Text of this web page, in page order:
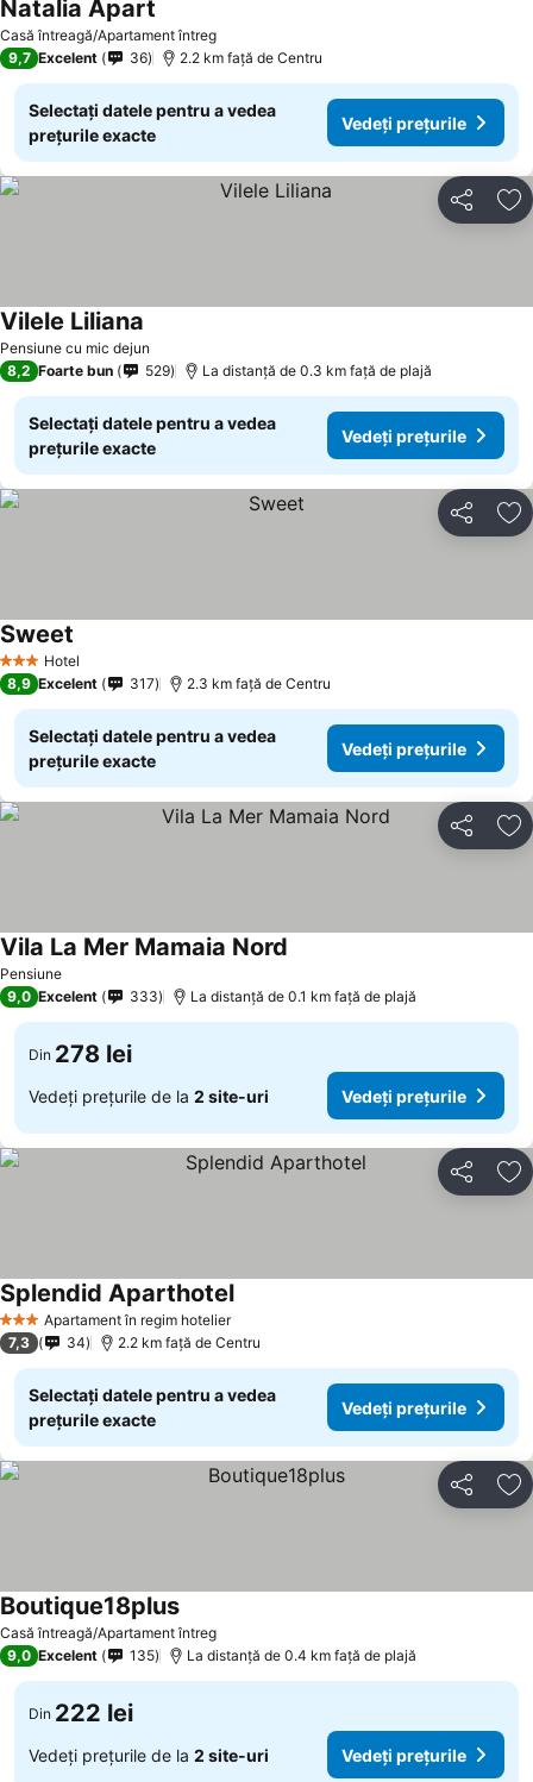
Casă întreagă/Apartament întreg
Natalia Apart
9,7 Excelent 36 2.2 km faţă de Centru
Selectați datele pentru a vedea
prețurile exacte
Vedeți prețurile
Distribuiți
Pensiune cu mic dejun
Vilele Liliana
8,2 Foarte bun 529 La distanță de 0.3 km față de plajă
Selectați datele pentru a vedea
prețurile exacte
Vedeți prețurile
Distribuiți
3 SteleHotel
Sweet
8,9 Excelent 317 2.3 km faţă de Centru
Selectați datele pentru a vedea
prețurile exacte
Vedeți prețurile
Distribuiți
Pensiune
Vila La Mer Mamaia Nord
9,0 Excelent 333 La distanță de 0.1 km față de plajă
Din 278 lei
Vedeți prețurile de la 2 site-uri Vedeți prețurile
Distribuiți
3 SteleApartament în regim hotelier
Splendid AparthotelVedeți prețurile
7,3 34 2.2 km faţă de Centru
Selectați datele pentru a vedea
prețurile exacte
Vedeți prețurile
Distribuiți
Casă întreagă/Apartament întreg
Boutique18plusVedeți prețurile
9,0 Excelent 135 La distanță de 0.4 km față de plajă
Din 222 lei
Vedeți prețurile de la 2 site-uri Vedeți prețurile